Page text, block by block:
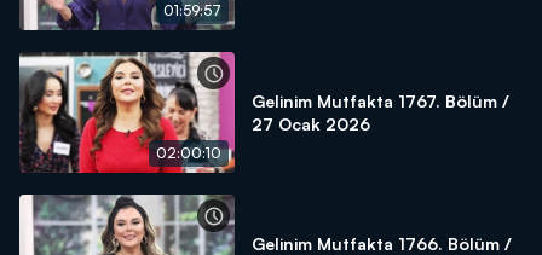
01:59:57
02:00:10
Gelinim Mutfakta 1767. Bölüm /
27 Ocak 2026
Gelinim Mutfakta 1766. Bölüm /